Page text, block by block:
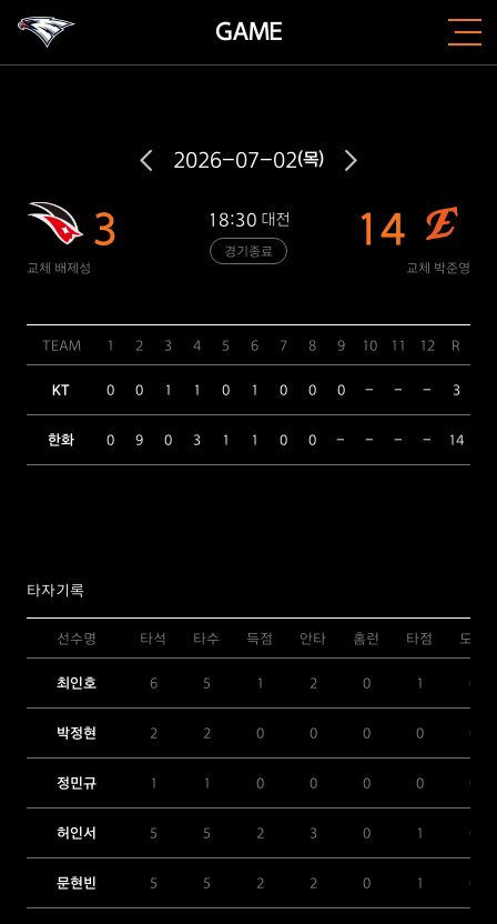
GAME
2026-07-02(목)
3
교체 배제성
18:30 대전
경기종료 14
교체 박준영
TEAM 1 2 3 4 5 6 7 8 9 10 11 12 R
KT 0 0 1 1 0 1 0 0 0 - - - 3
한화 0 9 0 3 1 1 0 0 - - - - 14
타자기록
선수명 타석 타수 득점 안타 홈런 타점 도루
최인호 6 5 1 2 0 1 0
박정현 2 2 0 0 0 0 0
정민규 1 1 0 0 0 0 0
허인서 5 5 2 3 0 1 0
문현빈 5 5 2 2 0 1 0